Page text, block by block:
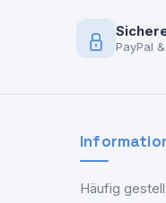
PayPal
Häufig